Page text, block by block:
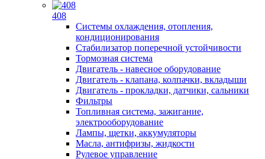
408
Системы охлаждения, отопления,
кондиционирования
Стабилизатор поперечной устойчивости
Тормозная система
Двигатель - навесное оборудование
Двигатель - клапана, колпачки, вкладыши
Двигатель - прокладки, датчики, сальники
Фильтры
Топливная система, зажигание,
электрооборудование
Лампы, щетки, аккумуляторы
Масла, антифризы, жидкости
Рулевое управление